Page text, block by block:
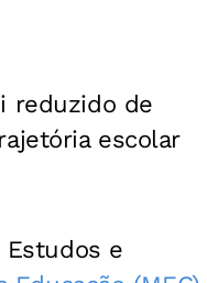
reduzido de
escolar
e